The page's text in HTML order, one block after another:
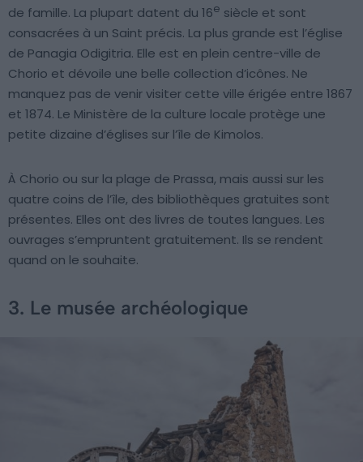
de famille. La plupart datent du 16e siècle et sont
consacrées à un Saint précis. La plus grande est l’église
de Panagia Odigitria. Elle est en plein centre-ville de
Chorio et dévoile une belle collection d’icônes. Ne
manquez pas de venir visiter cette ville érigée entre 1867
et 1874. Le Ministère de la culture locale protège une
petite dizaine d’églises sur l’île de Kimolos.
À Chorio ou sur la plage de Prassa, mais aussi sur les
quatre coins de l’île, des bibliothèques gratuites sont
présentes. Elles ont des livres de toutes langues. Les
ouvrages s’empruntent gratuitement. Ils se rendent
quand on le souhaite.
3. Le musée archéologique